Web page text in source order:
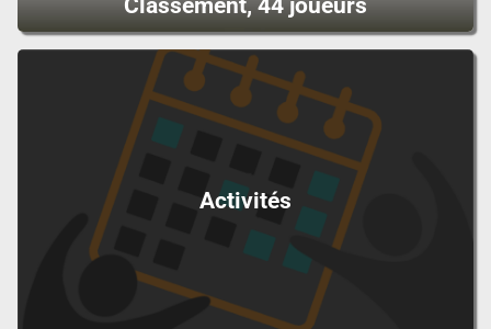
Classement, 44 joueurs
Activités